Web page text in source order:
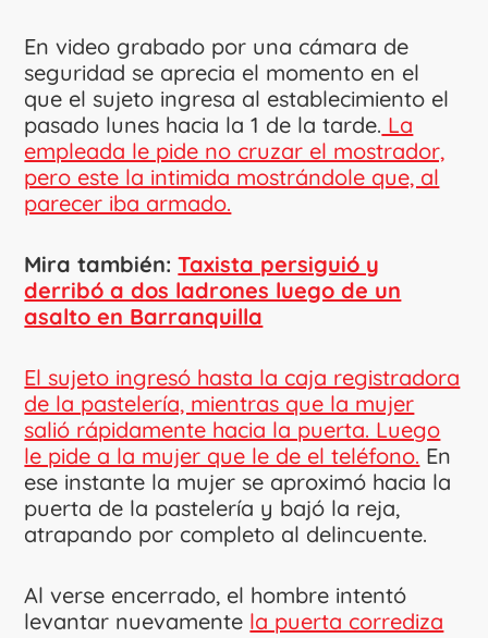
En video grabado por una cámara de
seguridad se aprecia el momento en el
que el sujeto ingresa al establecimiento el
pasado lunes hacia la 1 de la tarde. La
empleada le pide no cruzar el mostrador,
pero este la intimida mostrándole que, al
parecer iba armado.
Mira también:Taxista persiguió y
derribó a dos ladrones luego de un
asalto en Barranquilla
El sujeto ingresó hasta la caja registradora
de la pastelería, mientras que la mujer
salió rápidamente hacia la puerta. Luego
le pide a la mujer que le de el teléfono. En
ese instante la mujer se aproximó hacia la
puerta de la pastelería y bajó la reja,
atrapando por completo al delincuente.
Al verse encerrado, el hombre intentó
levantar nuevamente la puerta corrediza